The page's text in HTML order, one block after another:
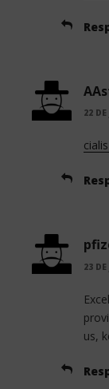
22
23
us,